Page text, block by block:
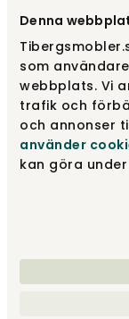
Denna
som
webbplats. Vi
trafik och
och annonser
använder
kan göra
3-pers
2-
15 825 kr